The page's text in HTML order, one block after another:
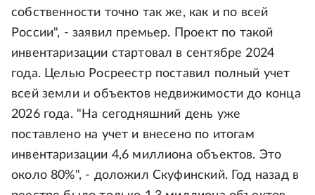
собственности точно так же, как и по всей
России", - заявил премьер. Проект по такой
инвентаризации стартовал в сентябре 2024
года. Целью Росреестр поставил полный учет
всей земли и объектов недвижимости до конца
2026 года. "На сегодняшний день уже
поставлено на учет и внесено по итогам
инвентаризации 4,6 миллиона объектов. Это
около 80%", - доложил Скуфинский. Год назад в